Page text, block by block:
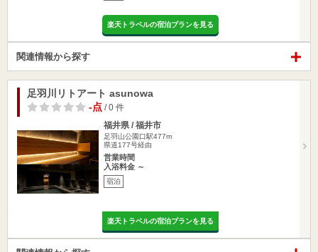
楽天トラベルの宿泊プランを見る
関連情報から探す
足羽川リトアート asunowa
-点 / 0 件
福井県 / 福井市
足羽山公園口駅477m
県道177号経由
営業時間
入浴料金 ～
宿泊
楽天トラベルの宿泊プランを見る